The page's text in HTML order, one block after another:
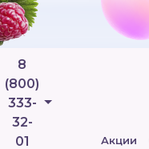
8
(800)
333-
32-
01
Телефоны
Акции